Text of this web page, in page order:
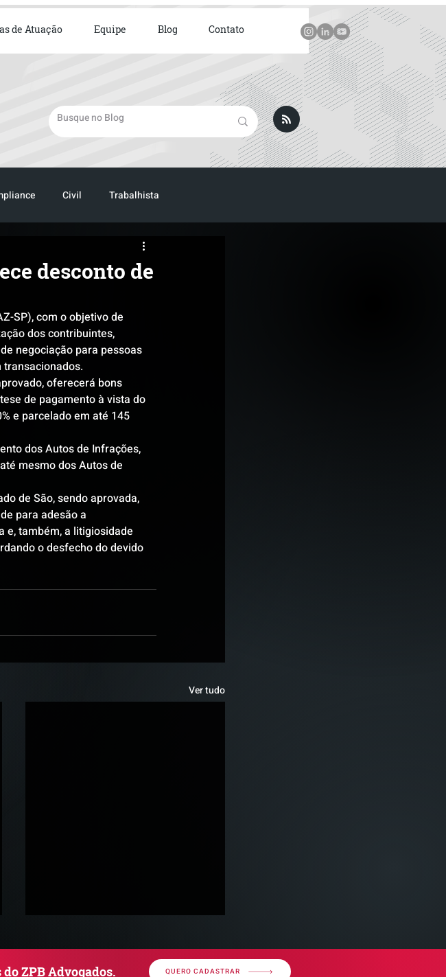
de Atuação Equipe Blog Contato
Civil Trabalhista
desconto de
SP), com o objetivo de
dos contribuintes,
negociação para pessoas
oferecerá bons
de pagamento à vista do
e parcelado em até 145
dos Autos de Infrações,
mesmo dos Autos de
de São, sendo aprovada,
para adesão a
também, a litigiosidade
o desfecho do devido
Ver tudo
ZPB Advogados. QUERO CADASTRAR